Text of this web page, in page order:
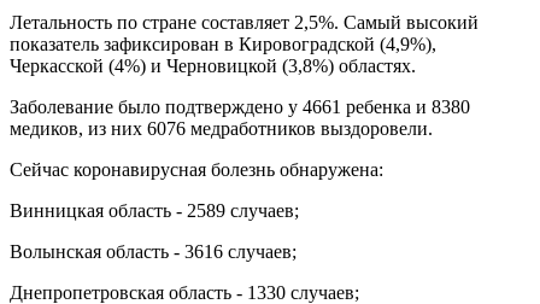
Летальность по стране составляет 2,5%. Самый высокий
показатель зафиксирован в Кировоградской (4,9%),
Черкасской (4%) и Черновицкой (3,8%) областях.
Заболевание было подтверждено у 4661 ребенка и 8380
медиков, из них 6076 медработников выздоровели.
Сейчас коронавирусная болезнь обнаружена:
Винницкая область - 2589 случаев;
Волынская область - 3616 случаев;
Днепропетровская область - 1330 случаев;